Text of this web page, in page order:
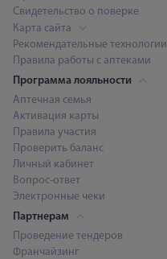
Свидетельство о поверке
Карта сайта
Рекомендательные технологии
Правила работы с аптеками
Программа лояльности
Аптечная семья
Активация карты
Правила участия
Проверить баланс
Личный кабинет
Вопрос-ответ
Электронные чеки
Партнерам
Проведение тендеров
Франчайзинг